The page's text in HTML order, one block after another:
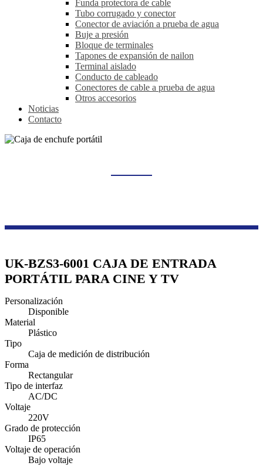
Funda protectora de cable
Tubo corrugado y conector
Conector de aviación a prueba de agua
Buje a presión
Bloque de terminales
Tapones de expansión de nailon
Terminal aislado
Conducto de cableado
Conectores de cable a prueba de agua
Otros accesorios
Noticias
Contacto
UK-BZS3-6001 CAJA DE ENTRADA
PORTÁTIL PARA CINE Y TV
Personalización
Disponible
Material
Plástico
Tipo
Caja de medición de distribución
Forma
Rectangular
Tipo de interfaz
AC/DC
Voltaje
220V
Grado de protección
IP65
Voltaje de operación
Bajo voltaje